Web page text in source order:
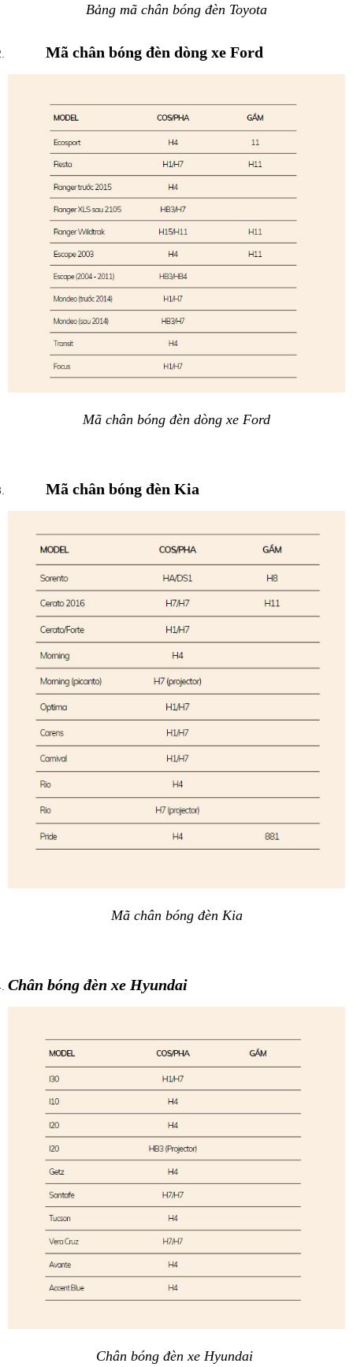
Bảng mã chân bóng đèn Toyota
Mã chân bóng đèn dòng xe Ford
Mã chân bóng đèn dòng xe Ford
Mã chân bóng đèn Kia
Mã chân bóng đèn Kia
Chân bóng đèn xe Hyundai
Chân bóng đèn xe Hyundai